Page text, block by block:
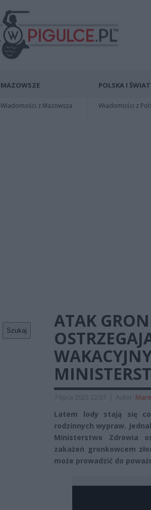
MAZOWSZE
Wiadomości z Mazowsza
POLSKA I ŚWIAT
Wiadomości z
Szukaj
ATAK
7 lipca 2025 22:07 | Autor:
Latem lody stają się
rodzinnych wypraw.
Ministerstwo Zdrowia
zakażeń gronkowcem
może prowadzić do